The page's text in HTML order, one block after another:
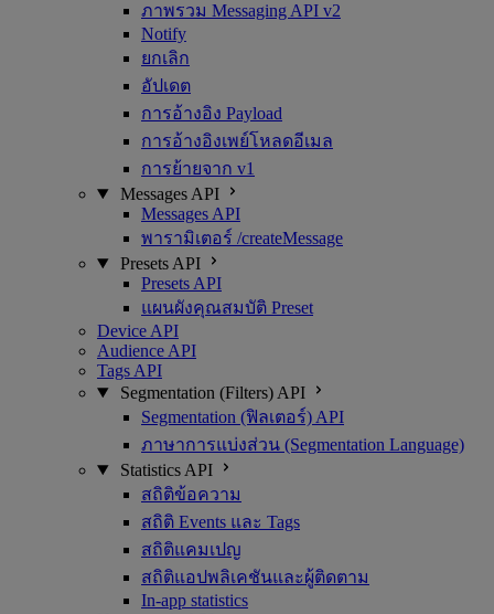
ภาพรวม Messaging API v2
Notify
ยกเลิก
อัปเดต
การอ้างอิง Payload
การอ้างอิงเพย์โหลดอีเมล
การย้ายจาก v1
Messages API
Messages API
พารามิเตอร์ /createMessage
Presets API
Presets API
แผนผังคุณสมบัติ Preset
Device API
Audience API
Tags API
Segmentation (Filters) API
Segmentation (ฟิลเตอร์) API
ภาษาการแบ่งส่วน (Segmentation Language)
Statistics API
สถิติข้อความ
สถิติ Events และ Tags
สถิติแคมเปญ
สถิติแอปพลิเคชันและผู้ติดตาม
In-app statistics